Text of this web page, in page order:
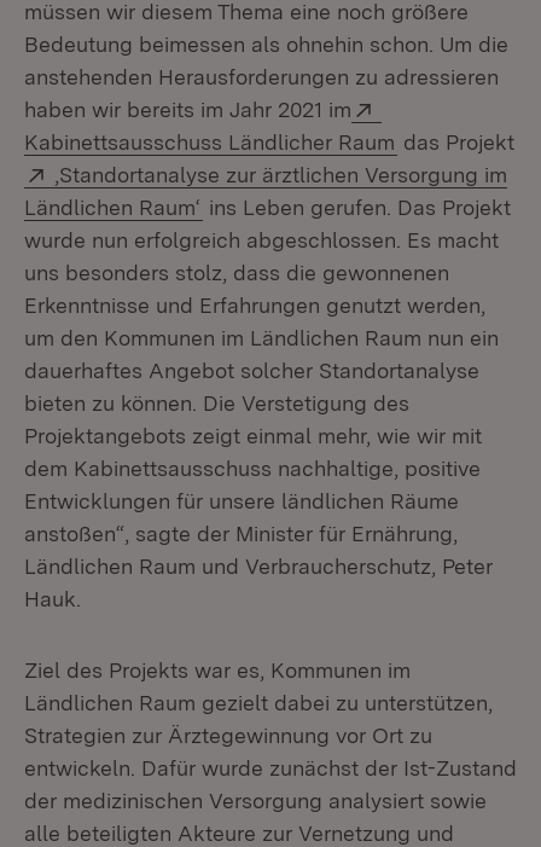
müssen wir diesem Thema eine noch größere
Bedeutung beimessen als ohnehin schon. Um die
anstehenden Herausforderungen zu adressieren
haben wir bereits im Jahr 2021 im
Kabinettsausschuss Ländlicher Raum das Projekt
Extern:
‚Standortanalyse zur ärztlichen Versorgung im
Ländlichen Raum‘ (Öffnet in neuem Fenster)
ins Leben gerufen. Das Projekt
wurde nun erfolgreich abgeschlossen. Es macht
uns besonders stolz, dass die gewonnenen
Erkenntnisse und Erfahrungen genutzt werden,
um den Kommunen im Ländlichen Raum nun ein
dauerhaftes Angebot solcher Standortanalyse
bieten zu können. Die Verstetigung des
Projektangebots zeigt einmal mehr, wie wir mit
dem Kabinettsausschuss nachhaltige, positive
Entwicklungen für unsere ländlichen Räume
anstoßen“, sagte der Minister für Ernährung,
Ländlichen Raum und Verbraucherschutz, Peter
Hauk.
Ziel des Projekts war es, Kommunen im
Ländlichen Raum gezielt dabei zu unterstützen,
Strategien zur Ärztegewinnung vor Ort zu
entwickeln. Dafür wurde zunächst der Ist-Zustand
der medizinischen Versorgung analysiert sowie
alle beteiligten Akteure zur Vernetzung und